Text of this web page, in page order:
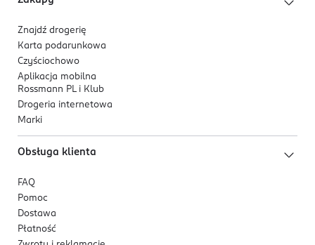
Znajdź drogerię
Karta podarunkowa
Czyściochowo
Aplikacja mobilna
Rossmann PL i Klub
Drogeria internetowa
Marki
Obsługa klienta
FAQ
Pomoc
Dostawa
Płatność